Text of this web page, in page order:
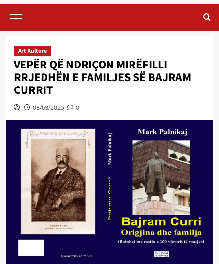
Menu
Art Kulture
VEPËR QË NDRIÇON MIRËFILLI
RRJEDHËN E FAMILJES SË BAJRAM
CURRIT
06/03/2025 0